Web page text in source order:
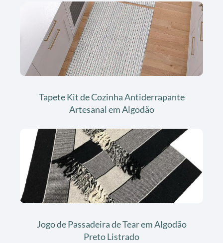
Tapete Kit de Cozinha Antiderrapante
Artesanal em Algodão
Jogo de Passadeira de Tear em Algodão
Preto Listrado